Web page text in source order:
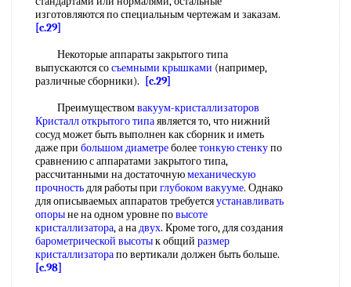
изготовляются по специальным чертежам и заказам.
[c.29]
Некоторые аппараты закрытого типа
выпускаются сосъемными крышками (например,
различные сборники).
[c.29]
Преимуществомвакуум-кристаллизаторов
Кристаллоткрытого типаявляется то, что нижний
сосуд может быть выполнен как сборник и иметь
даже при большом диаметреболеетонкую стенкупо
сравнению с аппаратами закрытого типа,
рассчитанными на достаточнуюмеханическую
прочностьдля работы при глубоком вакууме. Однако
для описываемых аппаратов требуетсяустанавливать
опорыне на одном уровне повысоте
кристаллизатора, а надвух. Кроме того, для создания
барометрической высотык общий размер
кристаллизаторапо вертикали должен быть больше.
[c.98]